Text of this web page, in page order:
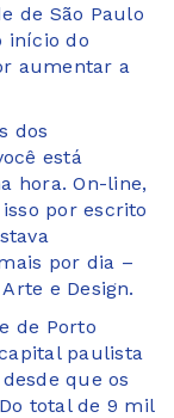
de São Paulo
início do
aumentar a
dos
está
hora. On-line,
por escrito
por dia –
e Design.
de Porto
paulista
que os
total de 9 mil